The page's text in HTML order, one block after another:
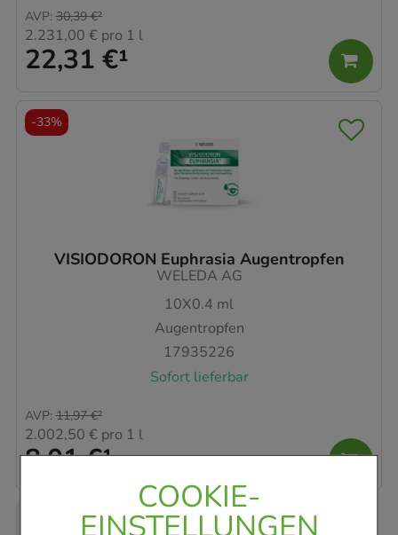
COOKIE-
EINSTELLUNGEN
22,31 €¹
AVP: 30,39 €²
2.231,00 € pro 1 l
VISIODORON Euphrasia Augentropfen
WELEDA AG
10X0.4 ml
Augentropfen
17935226
Sofort lieferbar
8,01 €¹
AVP: 11,97 €²
2.002,50 € pro 1 l
-33%